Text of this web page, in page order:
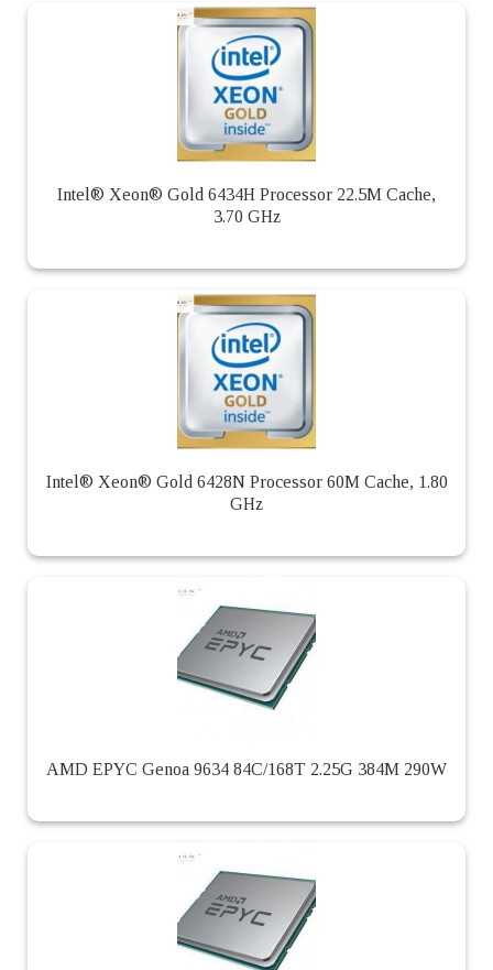
Intel® Xeon® Gold 6434H Processor 22.5M Cache,
3.70 GHz
Intel® Xeon® Gold 6428N Processor 60M Cache, 1.80
GHz
AMD EPYC Genoa 9634 84C/168T 2.25G 384M 290W